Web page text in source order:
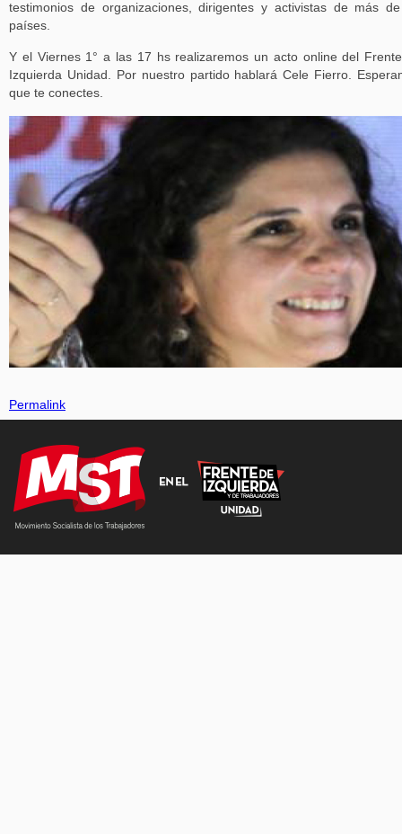
testimonios de organizaciones, dirigentes y activistas de más
países.
Y el Viernes 1° a las 17 hs realizaremos un acto online del
Izquierda Unidad. Por nuestro partido hablará Cele Fierro.
que te conectes.
Permalink